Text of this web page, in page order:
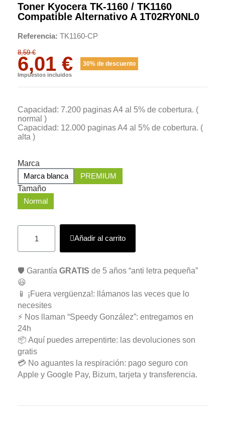
Toner Kyocera TK-1160 / TK1160
Compatible Alternativo A 1T02RY0NL0
Referencia TK1160-CP
8,59 €
6,01 € 30% de descuento
Impuestos incluidos
Capacidad: 7.200 paginas A4 al 5% de cobertura. (
normal )
Capacidad: 12.000 paginas A4 al 5% de cobertura. (
alta )
Marca
Marca blanca
PREMIUM
Tamaño
Normal
Añadir al carrito
🛡️ Garantía GRATIS de 5 años “anti letra pequeña”
😃
📱 ¡Fuera vergüenza!: llámanos las veces que lo
necesites
⚡ Nos llaman “Speedy González”: entregamos en
24h
📦 Aquí puedes arrepentirte: las devoluciones son
gratis
💳 No aguantes la respiración: pago seguro con
Apple y Google Pay, Bizum, tarjeta y transferencia.